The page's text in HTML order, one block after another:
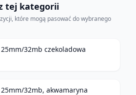
tej kategorii
które mogą pasować do wybranego
32mb czekoladowa
32mb, akwamaryna